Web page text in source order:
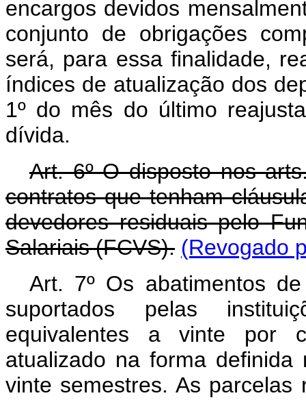
encargos devidos
conjunto de obrigações
será, para essa finalidade,
índices de atualização dos
1º do mês do último
dívida.
Art. 6º O disposto nos
contratos que tenham
devedores residuais pelo
Salariais (FCVS). (Revogado
Art. 7º Os abatimentos
suportados pelas
equivalentes a vinte por
atualizado na forma
vinte semestres. As parcelas